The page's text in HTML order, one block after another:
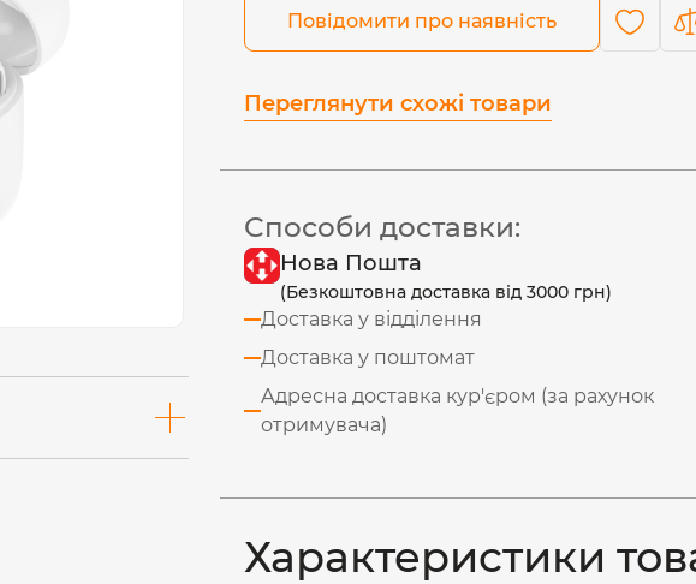
Повідомити про наявність
Переглянути схожі товари
Способи доставки:
Нова Пошта
(Безкоштовна доставка від 3000 грн)
Доставка у відділення
Доставка у поштомат
Адресна доставка кур'єром (за рахунок
отримувача)
Характеристики